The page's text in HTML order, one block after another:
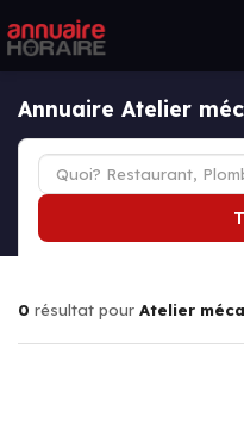
Annuaire Atelier
0 résultat pour Atelier